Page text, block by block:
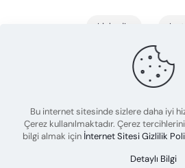
LinkedIn
Bu internet sitesinde sizlere daha iyi
Çerez kullanılmaktadır. Çerez
bilgi almak için İnternet Sitesi Gizlilik
Detaylı Bilgi